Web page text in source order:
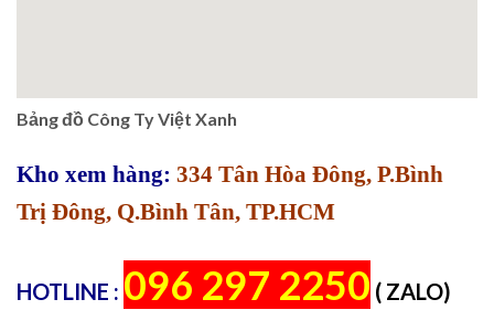
Bảng đồ Công Ty Việt Xanh
Kho xem hàng: 334 Tân Hòa Đông, P.Bình
Trị Đông, Q.Bình Tân, TP.HCM
HOTLINE : 096 297 2250 ( ZALO)